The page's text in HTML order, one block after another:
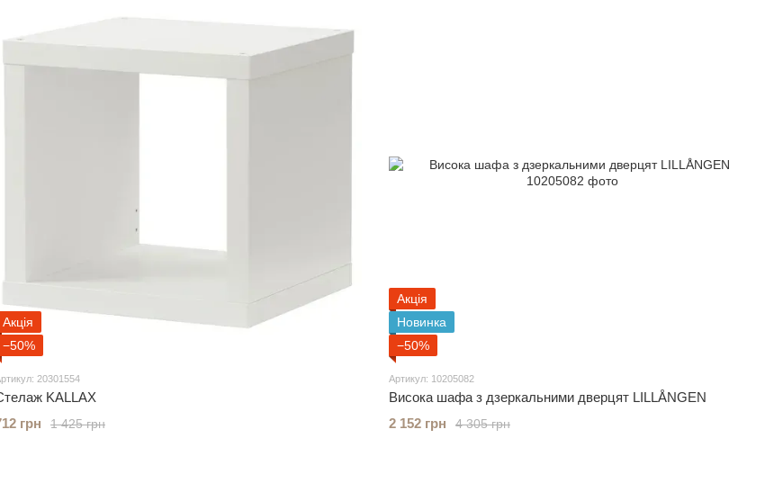
Акція
−50%
20301554
KALLAX
1 425 грн
грн
Акція
Новинка
−50%
Артикул: 10205082
Висока шафа з дзеркальними дверцят LILLÅNGEN
4 305 грн
2 152 грн